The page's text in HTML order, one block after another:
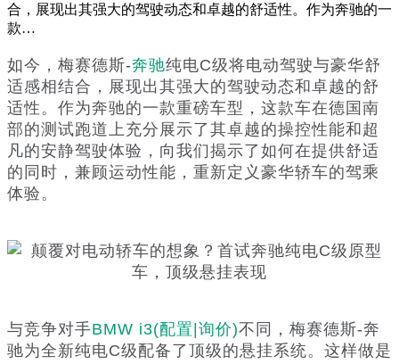
合，展现出其强大的驾驶动态和卓越的舒适性。作为奔驰的一
款…
如今，梅赛德斯-奔驰纯电C级将电动驾驶与豪华舒
适感相结合，展现出其强大的驾驶动态和卓越的舒
适性。作为奔驰的一款重磅车型，这款车在德国南
部的测试跑道上充分展示了其卓越的操控性能和超
凡的安静驾驶体验，向我们揭示了如何在提供舒适
的同时，兼顾运动性能，重新定义豪华轿车的驾乘
体验。
与竞争对手BMW i3(配置 |询价)不同，梅赛德斯-奔
驰为全新纯电C级配备了顶级的悬挂系统。这样做是